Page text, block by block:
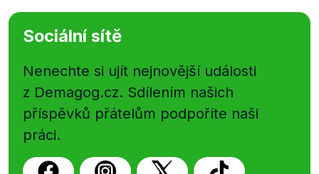
Sociální sítě
Nenechte si ujít nejnovější události
z Demagog.cz. Sdílením našich
příspěvků přátelům podpoříte naši
práci.